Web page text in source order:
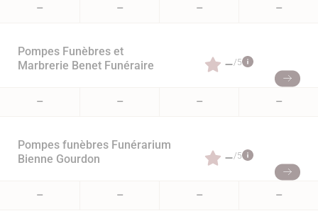
– – – –
Pompes Funèbres et
Marbrerie Benet Funéraire
–/5
– – – –
Pompes funèbres Funérarium
Bienne Gourdon
–/5
– – – –